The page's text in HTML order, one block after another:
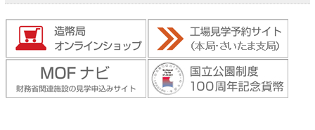
キッズページ
公式SNS